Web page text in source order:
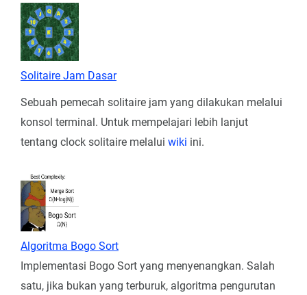
Solitaire Jam Dasar
Sebuah pemecah solitaire jam yang dilakukan melalui
konsol terminal. Untuk mempelajari lebih lanjut
tentang clock solitaire melalui wiki ini.
Algoritma Bogo Sort
Implementasi Bogo Sort yang menyenangkan. Salah
satu, jika bukan yang terburuk, algoritma pengurutan